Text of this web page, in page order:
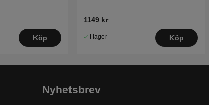
Köp
1149 kr
I lager Köp
Nyhetsbrev